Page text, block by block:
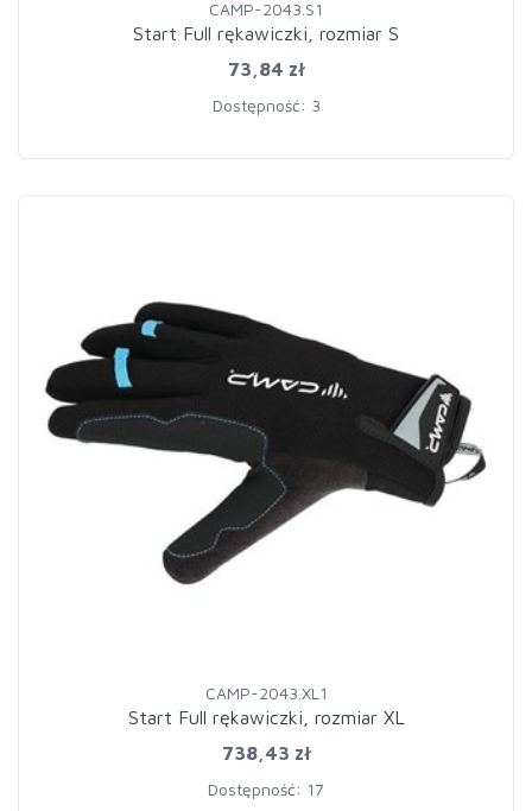
CAMP-2043.S1
Start Full rękawiczki, rozmiar S
73,84 zł
Dostępność: 3
CAMP-2043.XL1
Start Full rękawiczki, rozmiar XL
738,43 zł
Dostępność: 17